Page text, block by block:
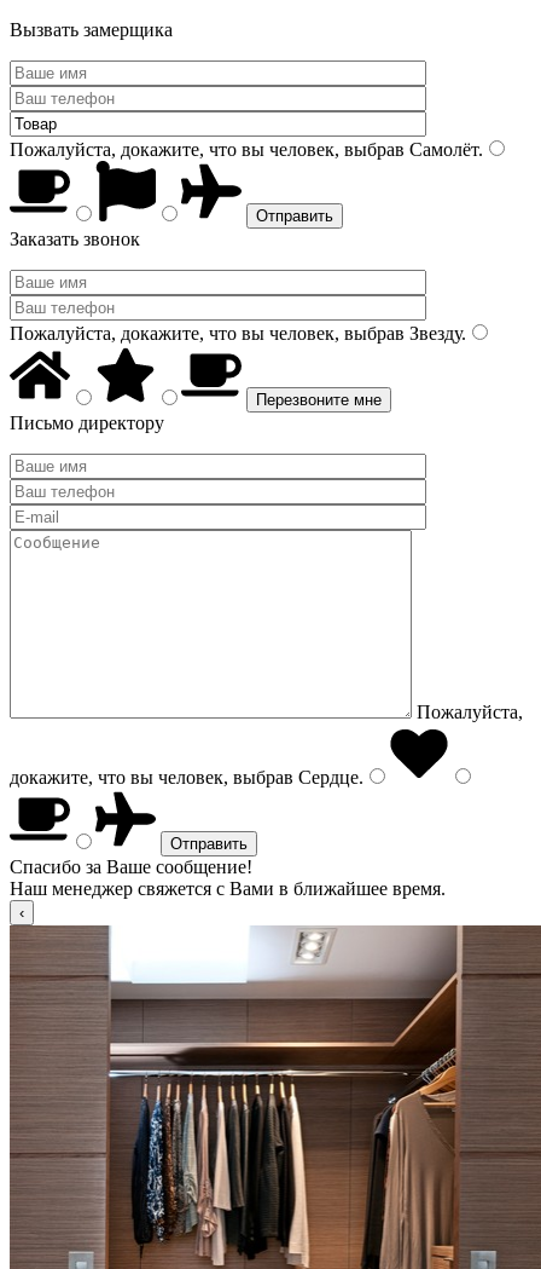
Вызвать замерщика
Пожалуйста, докажите, что вы человек, выбрав Самолёт.
Заказать звонок
Пожалуйста, докажите, что вы человек, выбрав Звезду.
Письмо директору
Пожалуйста,
докажите, что вы человек, выбрав Сердце.
Спасибо за Ваше сообщение!
Наш менеджер свяжется с Вами в ближайшее время.